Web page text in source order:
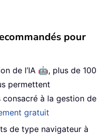
pour
de l’IA 🤖, plus de 100
permettent
consacré à la gestion de
gratuit
de type navigateur à